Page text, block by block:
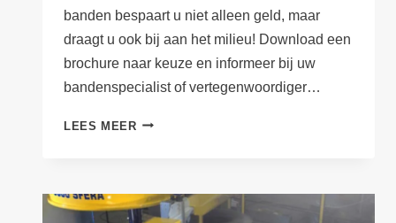
banden bespaart u niet alleen geld, maar
draagt u ook bij aan het milieu! Download een
brochure naar keuze en informeer bij uw
bandenspecialist of vertegenwoordiger…
LEES MEERNIEUWE